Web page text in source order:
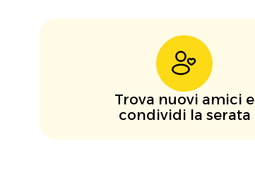
Trova nuovi amici e
condividi la serata